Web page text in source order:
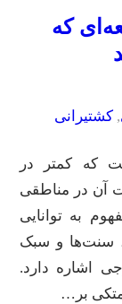
که
, کشتیرانی
که کمتر در
آن در مناطقی
به توانایی
سنت‌ها و سبک
اشاره دارد.
بر…